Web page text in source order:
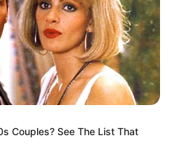
Couples? See The List That